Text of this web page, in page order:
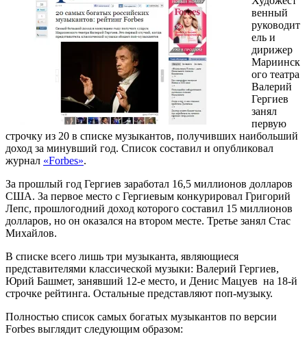
венный
руководит
ель и
дирижер
Мариинск
ого театра
Валерий
Гергиев
занял
первую
строчку из 20 в списке музыкантов, получивших наибольший
доход за минувший год. Список составил и опубликовал
журнал «Forbes».
За прошлый год Гергиев заработал 16,5 миллионов долларов
США. За первое место с Гергиевым конкурировал Григорий
Лепс, прошлогодний доход которого составил 15 миллионов
долларов, но он оказался на втором месте. Третье занял Стас
Михайлов.
В списке всего лишь три музыканта, являющиеся
представителями классической музыки: Валерий Гергиев,
Юрий Башмет, занявший 12-е место, и Денис Мацуев на 18-й
строчке рейтинга. Остальные представляют поп-музыку.
Полностью список самых богатых музыкантов по версии
Forbes выглядит следующим образом: